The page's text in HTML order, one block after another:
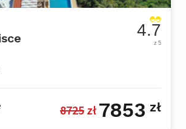
domowe
4.7
z 5
8725 zł 7853 zł